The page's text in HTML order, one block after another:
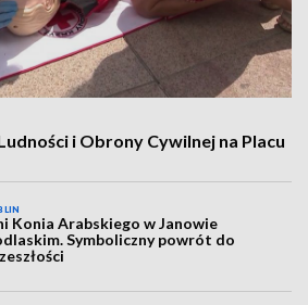
i Obrony Cywilnej na Placu
Konia Arabskiego w Janowie
Symboliczny powrót do